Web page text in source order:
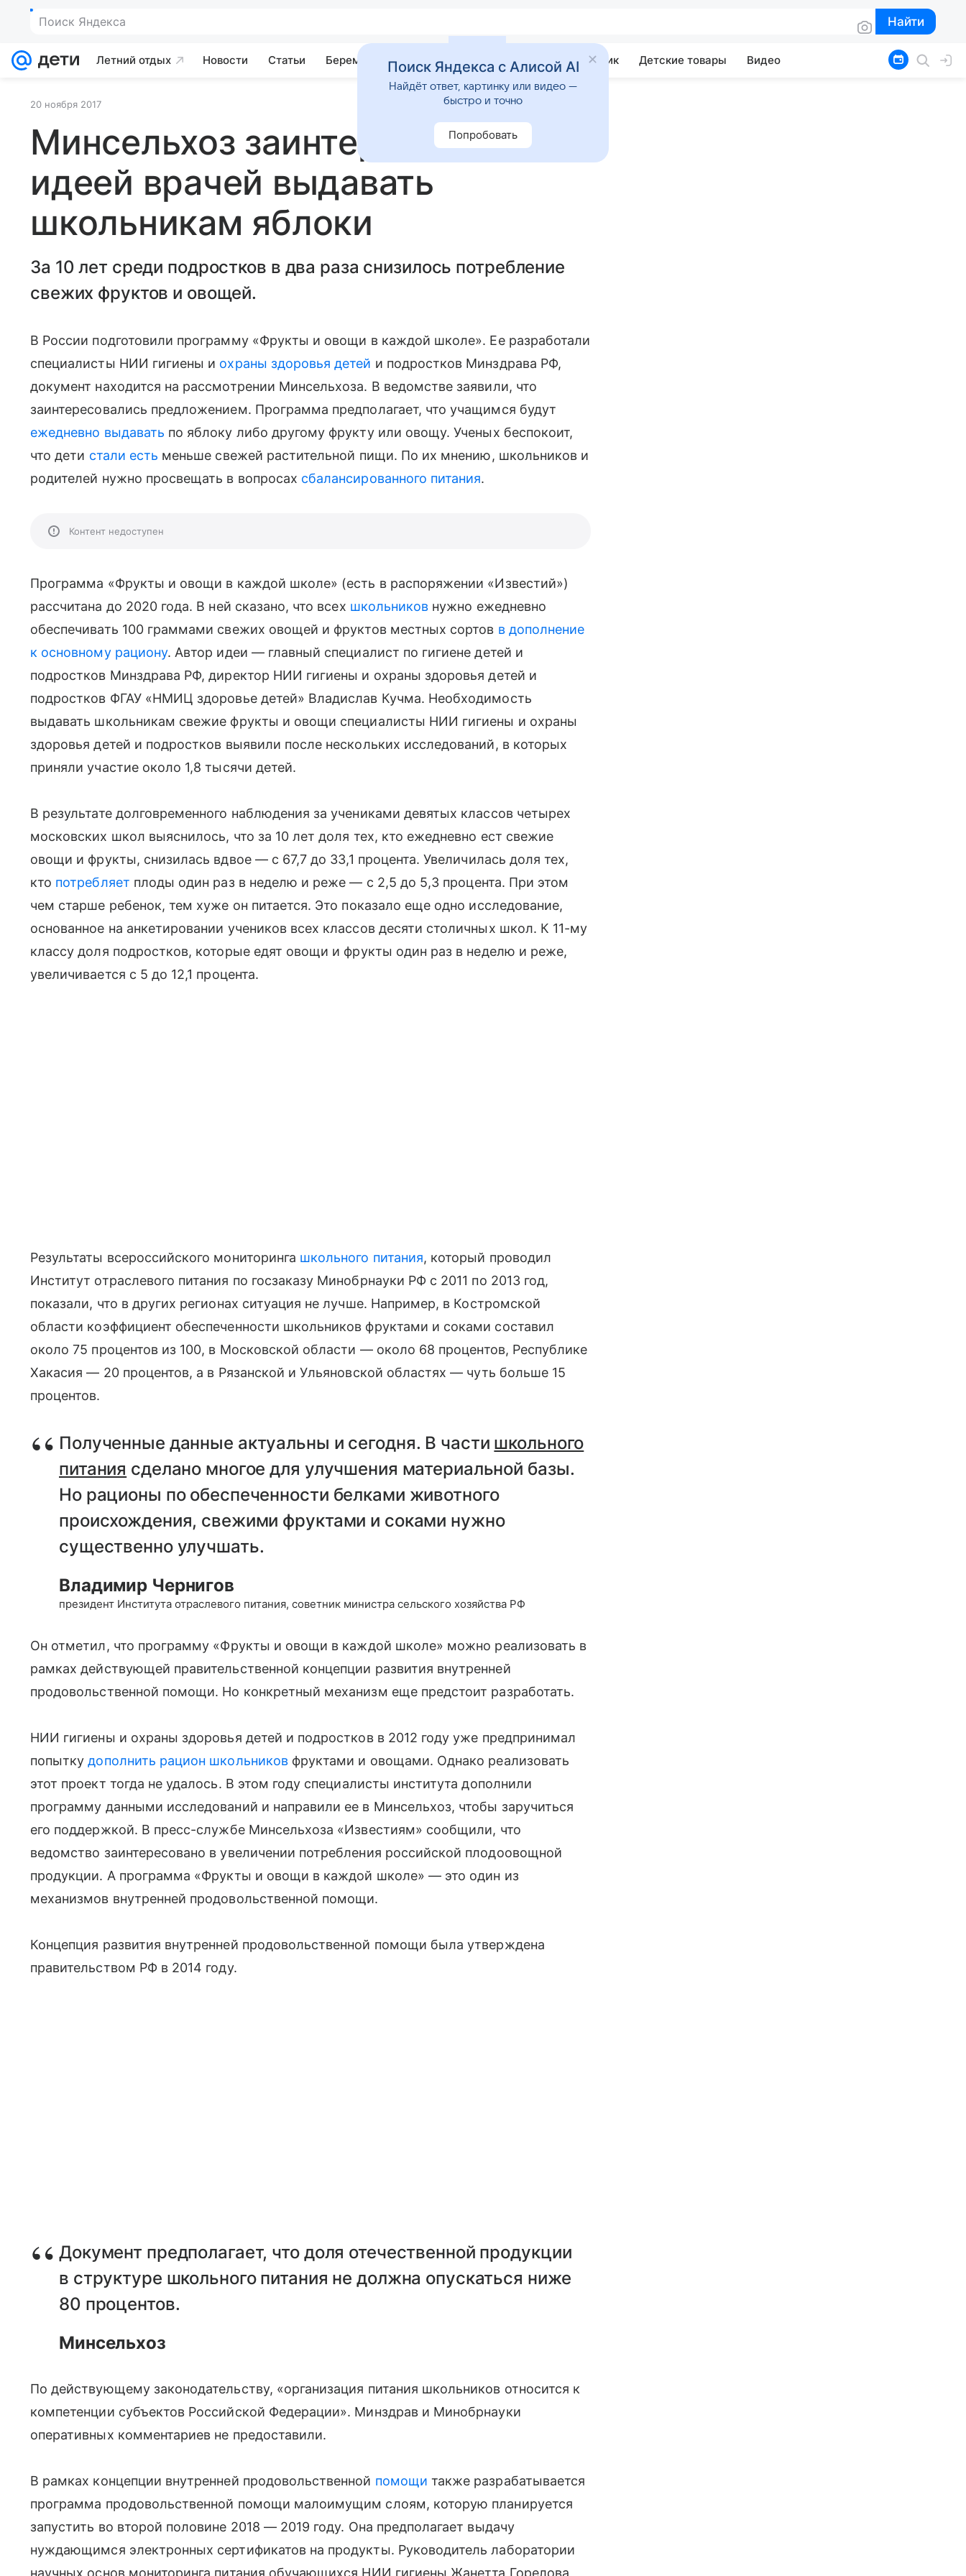
Поиск Яндекса Найти
Найти
Летний отдых Новости Статьи Беременность Развитие Почемучка Учебник Детские товары Видео
20 ноября 2017
Минсельхоз заинтересовался
идеей врачей выдавать
школьникам яблоки
За 10 лет среди подростков в два раза снизилось потребление
свежих фруктов и овощей.
В России подготовили программу «Фрукты и овощи в каждой школе». Ее разработали
специалисты НИИ гигиены и охраны здоровья детей и подростков Минздрава РФ,
документ находится на рассмотрении Минсельхоза. В ведомстве заявили, что
заинтересовались предложением. Программа предполагает, что учащимся будут
ежедневно выдавать по яблоку либо другому фрукту или овощу. Ученых беспокоит,
что дети стали есть меньше свежей растительной пищи. По их мнению, школьников и
родителей нужно просвещать в вопросах сбалансированного питания.
Контент недоступен
Программа «Фрукты и овощи в каждой школе» (есть в распоряжении «Известий»)
рассчитана до 2020 года. В ней сказано, что всех школьников нужно ежедневно
обеспечивать 100 граммами свежих овощей и фруктов местных сортов в дополнение
к основному рациону. Автор идеи — главный специалист по гигиене детей и
подростков Минздрава РФ, директор НИИ гигиены и охраны здоровья детей и
подростков ФГАУ «НМИЦ здоровье детей» Владислав Кучма. Необходимость
выдавать школьникам свежие фрукты и овощи специалисты НИИ гигиены и охраны
здоровья детей и подростков выявили после нескольких исследований, в которых
приняли участие около 1,8 тысячи детей.
В результате долговременного наблюдения за учениками девятых классов четырех
московских школ выяснилось, что за 10 лет доля тех, кто ежедневно ест свежие
овощи и фрукты, снизилась вдвое — с 67,7 до 33,1 процента. Увеличилась доля тех,
кто потребляет плоды один раз в неделю и реже — с 2,5 до 5,3 процента. При этом
чем старше ребенок, тем хуже он питается. Это показало еще одно исследование,
основанное на анкетировании учеников всех классов десяти столичных школ. К 11-му
классу доля подростков, которые едят овощи и фрукты один раз в неделю и реже,
увеличивается с 5 до 12,1 процента.
Результаты всероссийского мониторинга школьного питания, который проводил
Институт отраслевого питания по госзаказу Минобрнауки РФ с 2011 по 2013 год,
показали, что в других регионах ситуация не лучше. Например, в Костромской
области коэффициент обеспеченности школьников фруктами и соками составил
около 75 процентов из 100, в Московской области — около 68 процентов, Республике
Хакасия — 20 процентов, а в Рязанской и Ульяновской областях — чуть больше 15
процентов.
Полученные данные актуальны и сегодня. В части школьного
питания сделано многое для улучшения материальной базы.
Но рационы по обеспеченности белками животного
происхождения, свежими фруктами и соками нужно
существенно улучшать.
Владимир Чернигов
президент Института отраслевого питания, советник министра сельского хозяйства РФ
Он отметил, что программу «Фрукты и овощи в каждой школе» можно реализовать в
рамках действующей правительственной концепции развития внутренней
продовольственной помощи. Но конкретный механизм еще предстоит разработать.
НИИ гигиены и охраны здоровья детей и подростков в 2012 году уже предпринимал
попыткудополнить рацион школьниковфруктами и овощами. Однако реализовать
этот проект тогда не удалось. В этом году специалисты института дополнили
программу данными исследований и направили ее в Минсельхоз, чтобы заручиться
его поддержкой. В пресс-службе Минсельхоза «Известиям» сообщили, что
ведомство заинтересовано в увеличении потребления российской плодоовощной
продукции. А программа «Фрукты и овощи в каждой школе» — это один из
механизмов внутренней продовольственной помощи.
Концепция развития внутренней продовольственной помощи была утверждена
правительством РФ в 2014 году.
Документ предполагает, что доля отечественной продукции
в структуре школьного питания не должна опускаться ниже
80 процентов.
Минсельхоз
По действующему законодательству, «организация питания школьников относится к
компетенции субъектов Российской Федерации». Минздрав и Минобрнауки
оперативных комментариев не предоставили.
В рамках концепции внутренней продовольственной помощи также разрабатывается
программа продовольственной помощи малоимущим слоям, которую планируется
запустить во второй половине 2018 — 2019 году. Она предполагает выдачу
нуждающимся электронных сертификатов на продукты. Руководитель лаборатории
научных основ мониторинга питания обучающихся НИИ гигиены Жанетта Горелова
Поиск Яндекса с Алисой AI
Найдёт ответ, картинку или видео —
быстро и точно
Попробовать